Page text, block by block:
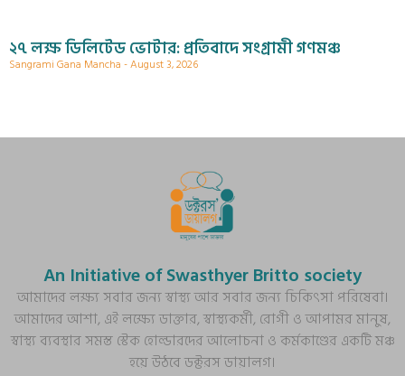
২৭ লক্ষ ডিলিটেড ভোটার: প্রতিবাদে সংগ্রামী গণমঞ্চ
Sangrami Gana Mancha August 3, 2026
An Initiative of Swasthyer Britto society
আমাদের লক্ষ্য সবার জন্য স্বাস্থ্য আর সবার জন্য চিকিৎসা পরিষেবা।
আমাদের আশা, এই লক্ষ্যে ডাক্তার, স্বাস্থ্যকর্মী, রোগী ও আপামর মানুষ,
স্বাস্থ্য ব্যবস্থার সমস্ত স্টেক হোল্ডারদের আলোচনা ও কর্মকাণ্ডের একটি মঞ্চ
হয়ে উঠবে ডক্টরস ডায়ালগ।